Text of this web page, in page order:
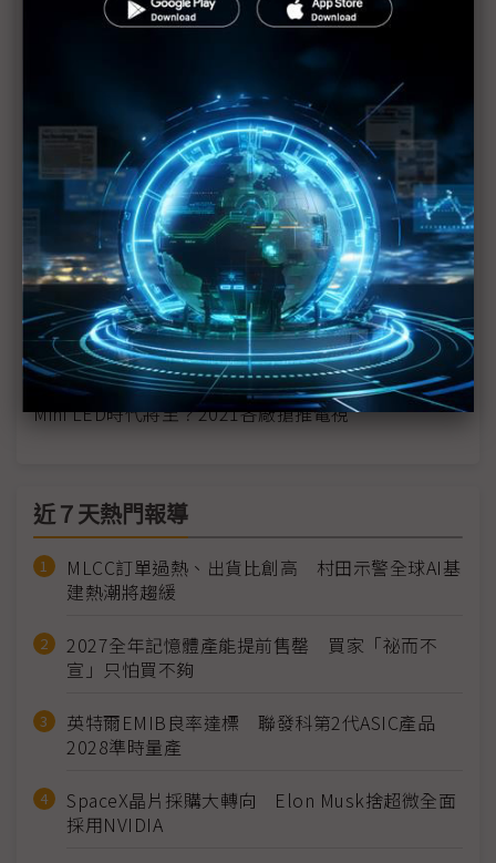
QD-OLED、Mini LED難抉擇 三星高階電視策略搖擺
TCL布局Mini LED TV換機潮 億光POB Mini LED出
錼創執行長李允立：Micro LED價格比肩OLED有望
放下貴氣身段指日可待
三星2021或推Mini LED電視 以高階款穩固全球王座
傳2021年推出Mini LED電視 三星3大高階產品線成
形
Mini LED時代將至？2021各廠搶推電視
近７天熱門報導
MLCC訂單過熱、出貨比創高 村田示警全球AI基
建熱潮將趨緩
2027全年記憶體產能提前售罄 買家「祕而不
宣」只怕買不夠
英特爾EMIB良率達標 聯發科第2代ASIC產品
2028準時量產
SpaceX晶片採購大轉向 Elon Musk捨超微全面
採用NVIDIA